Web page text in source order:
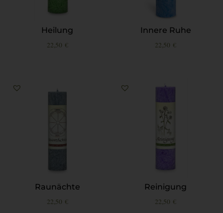
Heilung
22,50 €
Innere Ruhe
22,50 €
Raunächte
22,50 €
Reinigung
22,50 €